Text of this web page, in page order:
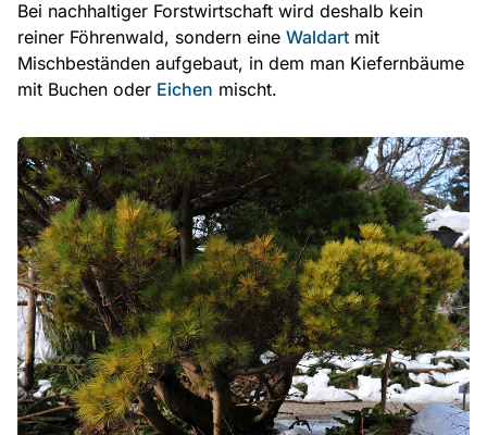
Bei nachhaltiger Forstwirtschaft wird deshalb kein
reiner Föhrenwald, sondern eine Waldart mit
Mischbeständen aufgebaut, in dem man Kiefernbäume
mit Buchen oder Eichen mischt.